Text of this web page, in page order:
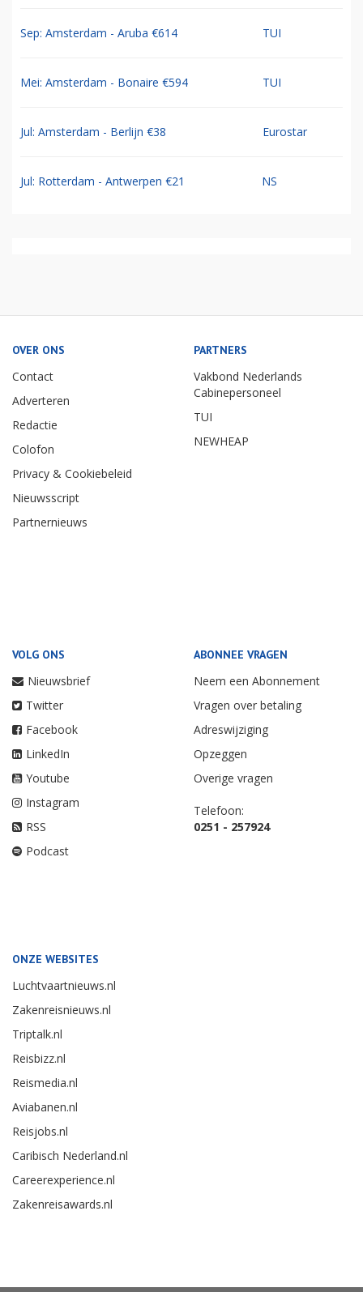
Sep: Amsterdam - Aruba €614 TUI
Mei: Amsterdam - Bonaire €594 TUI
Jul: Amsterdam - Berlijn €38 Eurostar
Jul: Rotterdam - Antwerpen €21 NS
OVER ONS
Contact
Adverteren
Redactie
Colofon
Privacy & Cookiebeleid
Nieuwsscript
Partnernieuws
PARTNERS
Vakbond Nederlands
Cabinepersoneel
TUI
NEWHEAP
VOLG ONS
Nieuwsbrief
Twitter
Facebook
LinkedIn
Youtube
Instagram
RSS
Podcast
ABONNEE VRAGEN
Neem een Abonnement
Vragen over betaling
Adreswijziging
Opzeggen
Overige vragen
Telefoon:
0251 - 257924
ONZE WEBSITES
Luchtvaartnieuws.nl
Zakenreisnieuws.nl
Triptalk.nl
Reisbizz.nl
Reismedia.nl
Aviabanen.nl
Reisjobs.nl
Caribisch Nederland.nl
Careerexperience.nl
Zakenreisawards.nl